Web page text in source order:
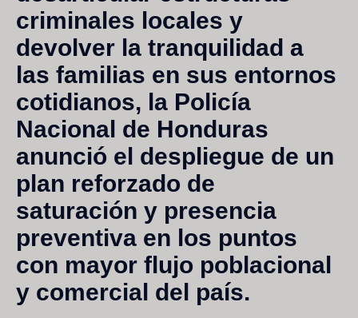
criminales locales y
devolver la tranquilidad a
las familias en sus entornos
cotidianos, la Policía
Nacional de Honduras
anunció el despliegue de un
plan reforzado de
saturación y presencia
preventiva en los puntos
con mayor flujo poblacional
y comercial del país.